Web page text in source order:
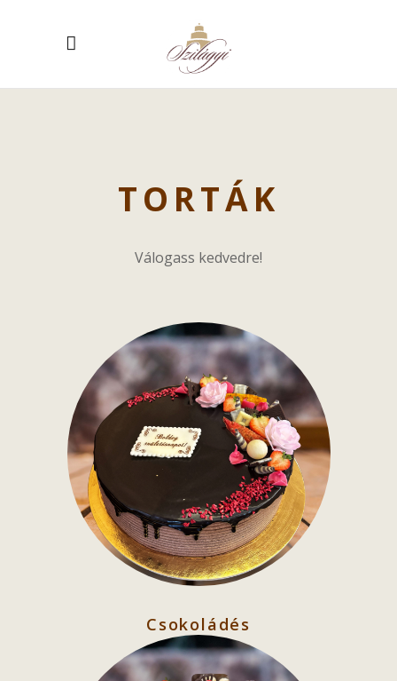
TORTÁK
Válogass kedvedre!
Csokoládés